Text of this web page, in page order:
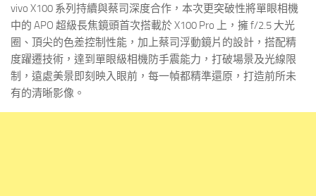
vivo X100 系列持續與蔡司深度合作，本次更突破性將單眼相機
中的 APO 超級長焦鏡頭首次搭載於 X100 Pro 上，擁 f/2.5 大光
圈、頂尖的色差控制性能，加上蔡司浮動鏡片的設計，搭配精
度躍遷技術，達到單眼級相機防手震能力，打破場景及光線限
制，遠處美景即刻映入眼前，每一幀都精準還原，打造前所未
有的清晰影像。